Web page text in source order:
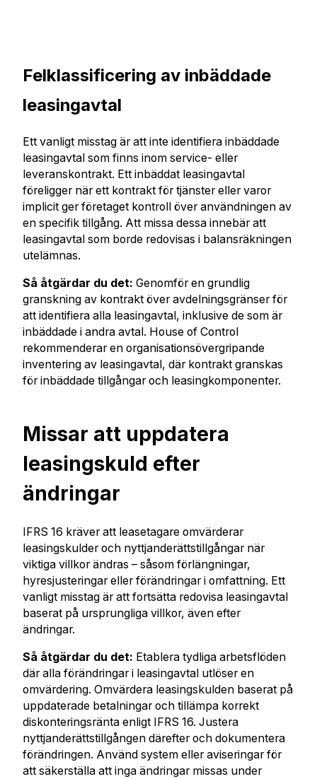
Felklassificering av inbäddade
leasingavtal
Ett vanligt misstag är att inte identifiera inbäddade
leasingavtal som finns inom service- eller
leveranskontrakt. Ett inbäddat leasingavtal
föreligger när ett kontrakt för tjänster eller varor
implicit ger företaget kontroll över användningen av
en specifik tillgång. Att missa dessa innebär att
leasingavtal som borde redovisas i balansräkningen
utelämnas.
Så åtgärdar du det: Genomför en grundlig
granskning av kontrakt över avdelningsgränser för
att identifiera alla leasingavtal, inklusive de som är
inbäddade i andra avtal. House of Control
rekommenderar en organisationsövergripande
inventering av leasingavtal, där kontrakt granskas
för inbäddade tillgångar och leasingkomponenter.
Missar att uppdatera
leasingskuld efter
ändringar
IFRS 16 kräver att leasetagare omvärderar
leasingskulder och nyttjanderättstillgångar när
viktiga villkor ändras – såsom förlängningar,
hyresjusteringar eller förändringar i omfattning. Ett
vanligt misstag är att fortsätta redovisa leasingavtal
baserat på ursprungliga villkor, även efter
ändringar.
Så åtgärdar du det: Etablera tydliga arbetsflöden
där alla förändringar i leasingavtal utlöser en
omvärdering. Omvärdera leasingskulden baserat på
uppdaterade betalningar och tillämpa korrekt
diskonteringsränta enligt IFRS 16. Justera
nyttjanderättstillgången därefter och dokumentera
förändringen. Använd system eller aviseringar för
att säkerställa att inga ändringar missas under